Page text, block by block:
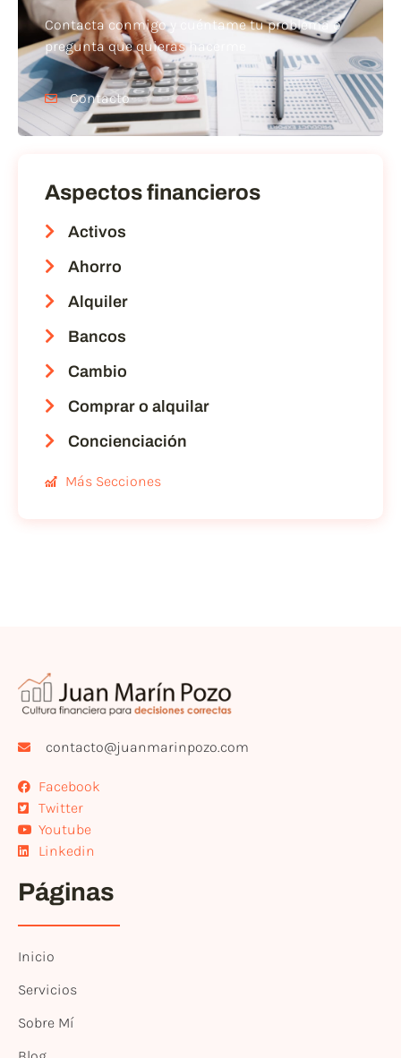
Contacta conmigo y cuéntame tu problema o
pregunta que quieras hacerme
Contacto
Aspectos financieros
Activos
Ahorro
Alquiler
Bancos
Cambio
Comprar o alquilar
Concienciación
Más Secciones
contacto@juanmarinpozo.com
Facebook
Twitter
Youtube
Linkedin
Páginas
Inicio
Servicios
Sobre Mí